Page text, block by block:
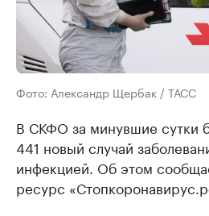
Фото: Александр Щербак / ТАСС
В СКФО за минувшие сутки
441 новый случай
инфекцией. Об этом
ресурс